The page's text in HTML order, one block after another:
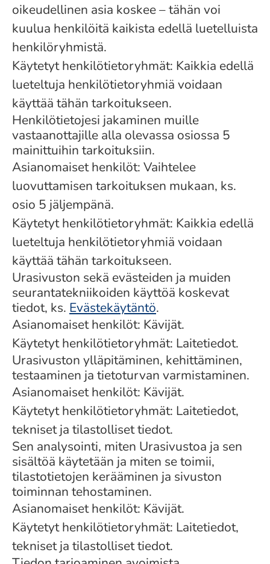
oikeudellinen asia koskee – tähän voi
kuulua henkilöitä kaikista edellä luetelluista
henkilöryhmistä.
Käytetyt henkilötietoryhmät: Kaikkia edellä
lueteltuja henkilötietoryhmiä voidaan
käyttää tähän tarkoitukseen.
Henkilötietojesi jakaminen muille
vastaanottajille alla olevassa osiossa 5
mainittuihin tarkoituksiin.
Asianomaiset henkilöt: Vaihtelee
luovuttamisen tarkoituksen mukaan, ks.
osio 5 jäljempänä.
Käytetyt henkilötietoryhmät: Kaikkia edellä
lueteltuja henkilötietoryhmiä voidaan
käyttää tähän tarkoitukseen.
Urasivuston sekä evästeiden ja muiden
seurantatekniikoiden käyttöä koskevat
tiedot, ks. Evästekäytäntö.
Asianomaiset henkilöt: Kävijät.
Käytetyt henkilötietoryhmät: Laitetiedot.
Urasivuston ylläpitäminen, kehittäminen,
testaaminen ja tietoturvan varmistaminen.
Asianomaiset henkilöt: Kävijät.
Käytetyt henkilötietoryhmät: Laitetiedot,
tekniset ja tilastolliset tiedot.
Sen analysointi, miten Urasivustoa ja sen
sisältöä käytetään ja miten se toimii,
tilastotietojen kerääminen ja sivuston
toiminnan tehostaminen.
Asianomaiset henkilöt: Kävijät.
Käytetyt henkilötietoryhmät: Laitetiedot,
tekniset ja tilastolliset tiedot.